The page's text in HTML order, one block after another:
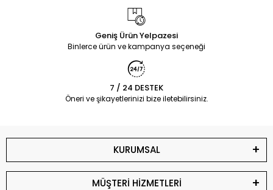
Geniş Ürün Yelpazesi
Binlerce ürün ve kampanya seçeneği
7 / 24 DESTEK
Öneri ve şikayetlerinizi bize iletebilirsiniz.
KURUMSAL
MÜŞTERİ HİZMETLERİ